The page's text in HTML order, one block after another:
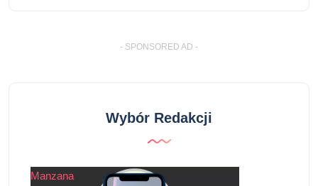
- SPONSORED AD -
Wybór Redakcji
Manzana